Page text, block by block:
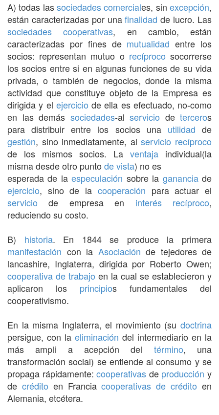
A) todas lassociedades comerciales, sinexcepción,
están caracterizadas por unafinalidad de lucro. Las
sociedades
cooperativas, en cambio, están
caracterizadas por fines de mutualidad entre los
socios: representan mutuo o recíproco socorrerse
los socios entre si en algunas funciones de su vida
privada, o también de negocios, donde la misma
actividad que constituye objeto de la Empresa es
dirigida y el ejercicio de ella es efectuado, no-como
en las demás sociedades-al servicio de terceros
para distribuir entre los socios una utilidad de
gestión, sino inmediatamente, alservicio recíproco
de los mismos socios. La ventaja individual(la
misma desde otro punto de vista) no es
esperada de laespeculación sobre la gananciade
ejercicio, sino de la cooperación para actuar el
servicio de empresa en interés recíproco,
reduciendo su costo.
B) historia. En 1844 se produce la primera
manifestación con la Asociación de tejedores de
lancashire, Inglaterra, dirigida por Roberto Owen;
cooperativa de trabajo en la cual se establecieron y
aplicaron los principios fundamentales del
cooperativismo.
En la misma Inglaterra, el movimiento (su doctrina
persigue, con la eliminación del intermediario en la
más ampli a acepción del término, una
transformación social) se entiende al consumo y se
propaga rápidamente:cooperativas de producción y
de crédito en Franciacooperativas de crédito en
Alemania, etcétera.